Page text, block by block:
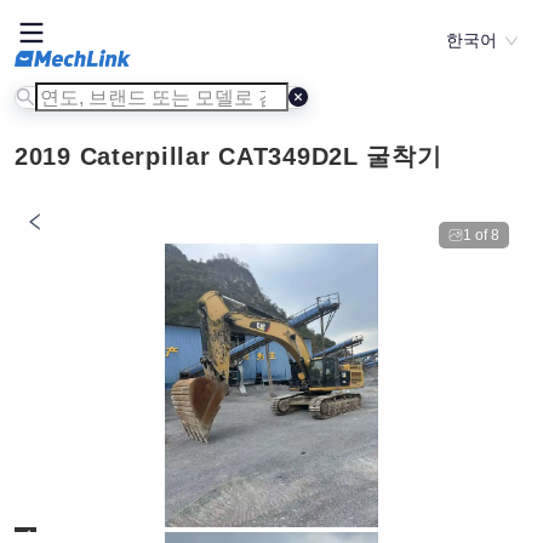
한국어
2019 Caterpillar CAT349D2L 굴착기
1 of8